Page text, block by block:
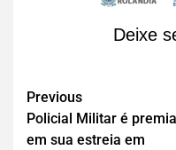
Deixe
Previous
Policial Militar é
em sua estreia em